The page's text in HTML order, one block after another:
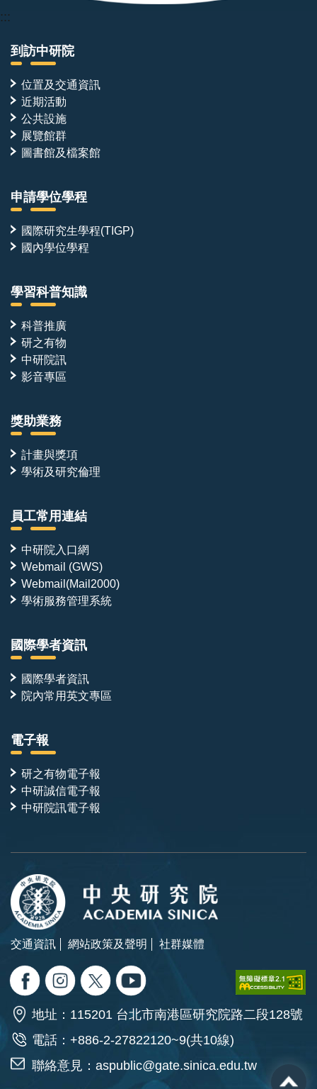
:::
到訪中研院
位置及交通資訊
近期活動
公共設施
展覽館群
圖書館及檔案館
申請學位學程
國際研究生學程(TIGP)
國內學位學程
學習科普知識
科普推廣
研之有物
中研院訊
影音專區
獎助業務
計畫與獎項
學術及研究倫理
員工常用連結
中研院入口網
Webmail (GWS)
Webmail(Mail2000)
學術服務管理系統
國際學者資訊
國際學者資訊
院內常用英文專區
電子報
研之有物電子報
中研誠信電子報
中研院訊電子報
交通資訊 網站政策及聲明 社群媒體
地址：115201 台北市南港區研究院路二段128號
電話：+886-2-27822120~9(共10線)
聯絡意見： aspublic@gate.sinica.edu.tw